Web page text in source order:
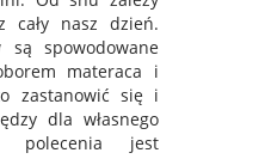
cały nasz dzień.
są spowodowane
materaca i
zastanowić się i
dla własnego
polecenia jest